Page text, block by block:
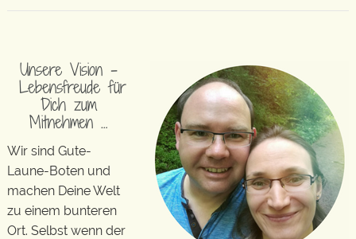
Unsere Vision –
Lebensfreude für
Dich zum
Mitnehmen …
Wir sind Gute-
Laune-Boten und
machen Deine Welt
zu einem bunteren
Ort. Selbst wenn der